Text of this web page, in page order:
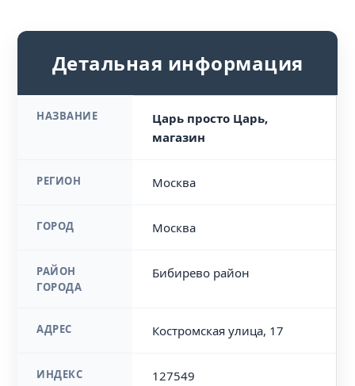
Детальная информация
НАЗВАНИЕ
Царь просто Царь,
магазин
РЕГИОН Москва
ГОРОД Москва
РАЙОН
ГОРОДА
Бибирево район
АДРЕС Костромская улица, 17
ИНДЕКС 127549